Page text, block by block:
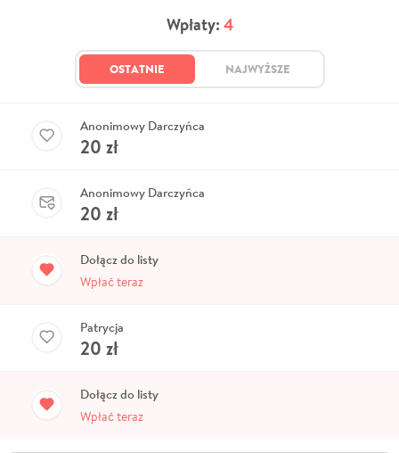
Wpłaty: 4
OSTATNIE NAJWYŻSZE
Anonimowy Darczyńca
20 zł
Anonimowy Darczyńca
20 zł
Dołącz do listy
Wpłać teraz
Patrycja
20 zł
Dołącz do listy
Wpłać teraz